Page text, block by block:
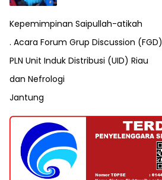
Kepemimpinan Saipullah-atikah
. Acara Forum Grup Discussion (FGD)
PLN Unit Induk Distribusi (UID) Riau
dan Nefrologi
Jantung